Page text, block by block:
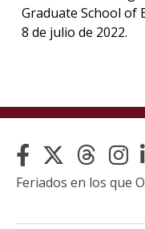
Graduate School of
8 de julio de 2022.
Feriados en los que